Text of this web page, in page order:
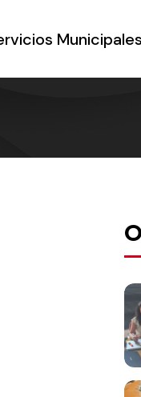
Municipales